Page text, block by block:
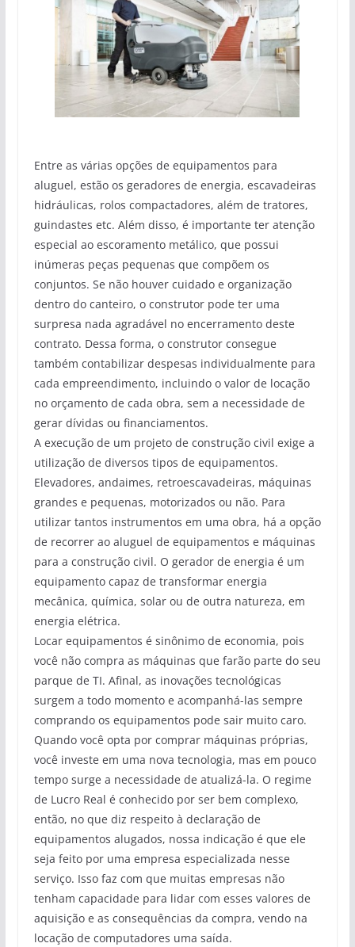
Entre as várias opções de equipamentos para
aluguel, estão os geradores de energia, escavadeiras
hidráulicas, rolos compactadores, além de tratores,
guindastes etc. Além disso, é importante ter atenção
especial ao escoramento metálico, que possui
inúmeras peças pequenas que compõem os
conjuntos. Se não houver cuidado e organização
dentro do canteiro, o construtor pode ter uma
surpresa nada agradável no encerramento deste
contrato. Dessa forma, o construtor consegue
também contabilizar despesas individualmente para
cada empreendimento, incluindo o valor de locação
no orçamento de cada obra, sem a necessidade de
gerar dívidas ou financiamentos.
A execução de um projeto de construção civil exige a
utilização de diversos tipos de equipamentos.
Elevadores, andaimes, retroescavadeiras, máquinas
grandes e pequenas, motorizados ou não. Para
utilizar tantos instrumentos em uma obra, há a opção
de recorrer ao aluguel de equipamentos e máquinas
para a construção civil. O gerador de energia é um
equipamento capaz de transformar energia
mecânica, química, solar ou de outra natureza, em
energia elétrica.
Locar equipamentos é sinônimo de economia, pois
você não compra as máquinas que farão parte do seu
parque de TI. Afinal, as inovações tecnológicas
surgem a todo momento e acompanhá-las sempre
comprando os equipamentos pode sair muito caro.
Quando você opta por comprar máquinas próprias,
você investe em uma nova tecnologia, mas em pouco
tempo surge a necessidade de atualizá-la. O regime
de Lucro Real é conhecido por ser bem complexo,
então, no que diz respeito à declaração de
equipamentos alugados, nossa indicação é que ele
seja feito por uma empresa especializada nesse
serviço. Isso faz com que muitas empresas não
tenham capacidade para lidar com esses valores de
aquisição e as consequências da compra, vendo na
locação de computadores uma saída.